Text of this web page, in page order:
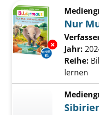
Zu den Suchfiltern
Exemplar-
Nur
Jahr:
Reihe:
lernen